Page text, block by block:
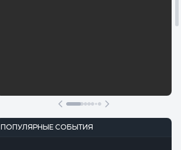
ПОПУЛЯРНЫЕ СОБЫТИЯ